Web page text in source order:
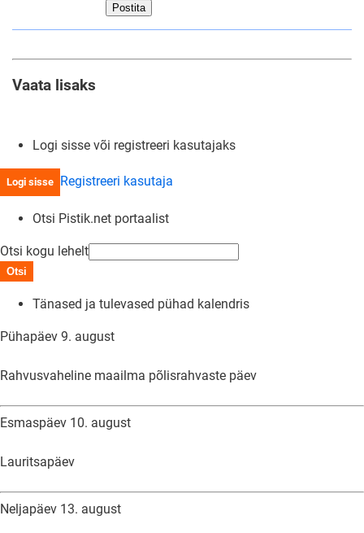
Postita
Vaata lisaks
Logi sisse või registreeri kasutajaks
Logi sisse Registreeri kasutaja
Otsi Pistik.net portaalist
Otsi kogu lehelt
Otsi
Tänased ja tulevased pühad kalendris
Pühapäev 9. august
Rahvusvaheline maailma põlisrahvaste päev
Esmaspäev 10. august
Lauritsapäev
Neljapäev 13. august